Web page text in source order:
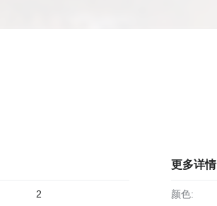
2
更多详情
颜色: